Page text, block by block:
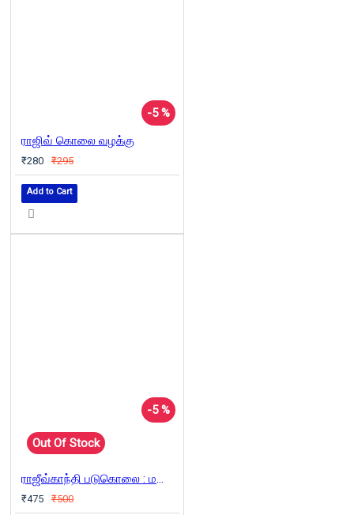
-5 %
ராஜிவ் கொலை வழக்கு
₹280 ₹295
Add to Cart
-5 %
Out Of Stock
ராஜீவ்காந்தி படுகொலை : மறைக்கப்பட்ட உண்மைகளும் பிரியங்கா நளினி சந்திப்பும்
₹475 ₹500